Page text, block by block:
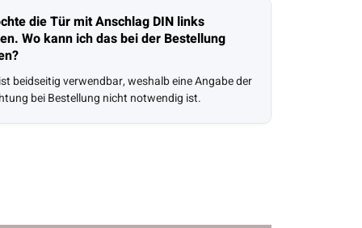
die Tür mit Anschlag DIN links
Wo kann ich das bei der Bestellung
beidseitig verwendbar, weshalb eine Angabe der
bei Bestellung nicht notwendig ist.